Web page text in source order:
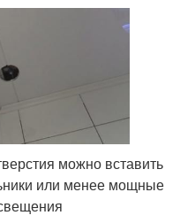
можно вставить
или менее мощные